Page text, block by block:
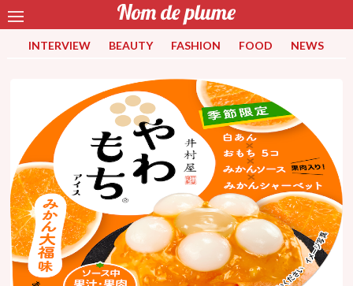
INTERVIEW BEAUTY FASHION FOOD NEWS